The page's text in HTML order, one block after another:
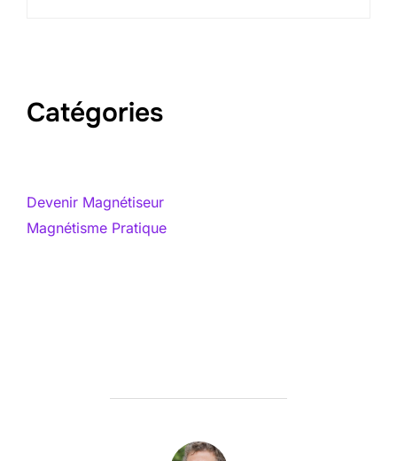
Catégories
Devenir Magnétiseur
Magnétisme Pratique
AUTEUR DE LA PUBLICATION